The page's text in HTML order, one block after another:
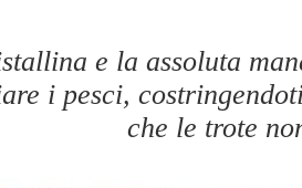
e la assoluta
i pesci,
che le trote